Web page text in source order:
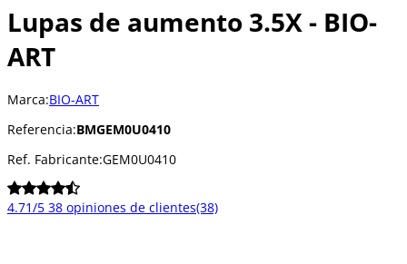
Lupas de aumento 3.5X - BIO-
ART
Marca:BIO-ART
Referencia:BMGEM0U0410
Ref. Fabricante:GEM0U0410
4.71/5 38 opiniones de clientes(38)